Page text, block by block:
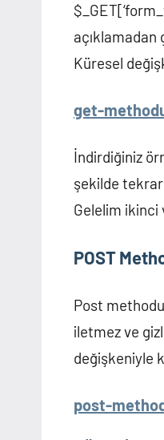
açıklamadan
Küresel
get-
İndirdiğiniz
şekilde
Gelelim ikinci
POST
Post
iletmez ve
değişkeniyle
post-